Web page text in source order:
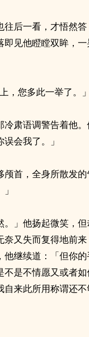
往后一看，才悟然
即见他瞪瞠双眸，
上，您多此一举了。」
冷肃语调警告着他
误会我了。」
颅首，全身所散发
。」他扬起微笑，
奈又失而复得地前
他继续道：「但你
不是不情愿又或者
自来此所用称谓还